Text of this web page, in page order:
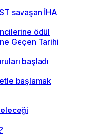
savaşan İHA
ödül
Geçen Tarihi
başladı
başlamak